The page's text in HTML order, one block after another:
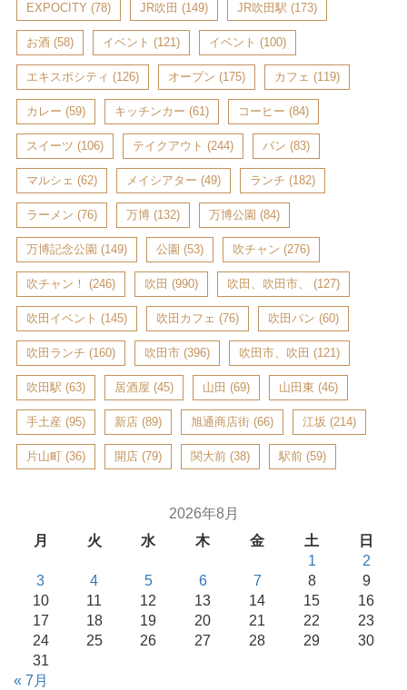
EXPOCITY (78) JR吹田 (149) JR吹田駅 (173)
お酒 (58) イベント (121) イベント (100)
エキスポシティ (126) オープン (175) カフェ (119)
カレー (59) キッチンカー (61) コーヒー (84)
スイーツ (106) テイクアウト (244) パン (83)
マルシェ (62) メイシアター (49) ランチ (182)
ラーメン (76) 万博 (132) 万博公園 (84)
万博記念公園 (149) 公園 (53) 吹チャン (276)
吹チャン！ (246) 吹田 (990) 吹田、吹田市、 (127)
吹田イベント (145) 吹田カフェ (76) 吹田パン (60)
吹田ランチ (160) 吹田市 (396) 吹田市、吹田 (121)
吹田駅 (63) 居酒屋 (45) 山田 (69) 山田東 (46)
手土産 (95) 新店 (89) 旭通商店街 (66) 江坂 (214)
片山町 (36) 開店 (79) 関大前 (38) 駅前 (59)
2026年8月
月
火 水 木 金 土
日
1
2
3
4 5 6 7 8
9
10
11 12 13 14 15
16
17
18 19 20 21 22
23
24
25 26 27 28 29
30
31
« 7月